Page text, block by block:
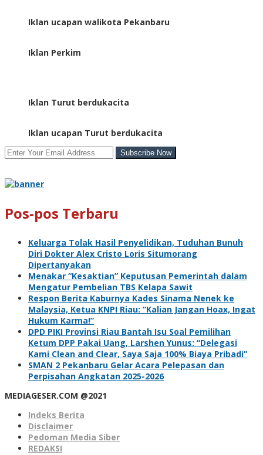
Iklan ucapan walikota Pekanbaru
Iklan Perkim
Iklan Turut berdukacita
Iklan ucapan Turut berdukacita
Pos-pos Terbaru
Keluarga Tolak Hasil Penyelidikan, Tuduhan Bunuh
Diri Dokter Alex Cristo Loris Situmorang
Dipertanyakan
Menakar “Kesaktian” Keputusan Pemerintah dalam
Mengatur Pembelian TBS Kelapa Sawit
Respon Berita Kaburnya Kades Sinama Nenek ke
Malaysia, Ketua KNPI Riau: “Kalian Jangan Hoax, Ingat
Hukum Karma!”
DPD PIKI Provinsi Riau Bantah Isu Soal Pemilihan
Ketum DPP Pakai Uang, Larshen Yunus: “Delegasi
Kami Clean and Clear, Saya Saja 100% Biaya Pribadi”
SMAN 2 Pekanbaru Gelar Acara Pelepasan dan
Perpisahan Angkatan 2025-2026
MEDIAGESER.COM @2021
Indeks Berita
Disclaimer
Pedoman Media Siber
REDAKSI